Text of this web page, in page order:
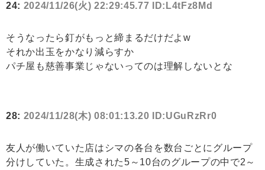
24: 2024/11/26(火) 22:29:45.77 ID:L4tFz8Md
そうなったら釘がもっと締まるだけだよw
それか出玉をかなり減らすか
パチ屋も慈善事業じゃないってのは理解しないとな
28: 2024/11/28(木) 08:01:13.20 ID:UGuRzRr0
友人が働いていた店はシマの各台を数台ごとにグループ
分けしていた。生成された5～10台のグループの中で2～